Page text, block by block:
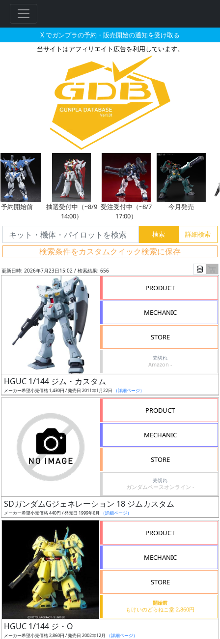
X でガンプラの予約・販売開始の通知を受け取る
当サイトはアフィリエイト広告を利用しています。
HGUC 1/144 ジム・カスタムと
開始前
抽選受付中（~8/9
14:00）
受注受付中（~8/7
17:00）
今月発売
検索条件をカスタムクイック検索に保存
フ
リ
グ
レ
ス
ー
ル
更新日時: 2026年7月23日15:02 / 検索結果: 656
PRODUCT
MECHANIC
STORE
売切れ
Amazon -
HGUC 1/144 ジム・カスタム
メーカー希望小売価格 1,430円 / 発売日 2011年1月22日 （詳細ページ）
PRODUCT
MECHANIC
STORE
売切れ
ガンダムベースオンライン -
SDガンダムGジェネレーション 18 ジムカスタム
メーカー希望小売価格 440円 / 発売日 1999年6月 （詳細ページ）
PRODUCT
MECHANIC
STORE
開始前
もけいのどらねこ堂 2,860円
HGUC 1/144 ジ・O
メーカー希望小売価格 2,860円 / 発売日 2002年12月 （詳細ページ）